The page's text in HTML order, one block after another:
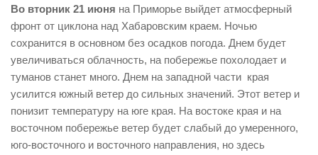
Во вторник 21 июня на Приморье выйдет атмосферный
фронт от циклона над Хабаровским краем. Ночью
сохранится в основном без осадков погода. Днем будет
увеличиваться облачность, на побережье похолодает и
туманов станет много. Днем на западной части края
усилится южный ветер до сильных значений. Этот ветер и
понизит температуру на юге края. На востоке края и на
восточном побережье ветер будет слабый до умеренного,
юго-восточного и восточного направления, но здесь